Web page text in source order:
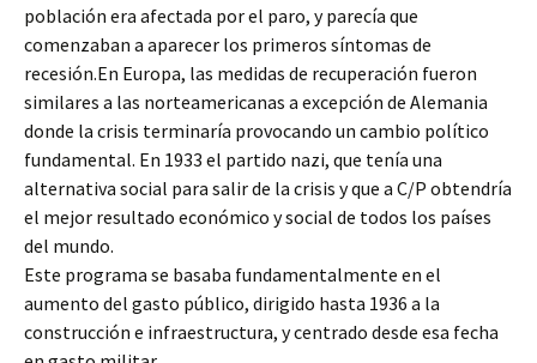
población era afectada por el paro, y parecía que
comenzaban a aparecer los primeros síntomas de
recesión.En Europa, las medidas de recuperación fueron
similares a las norteamericanas a excepción de Alemania
donde la crisis terminaría provocando un cambio político
fundamental. En 1933 el partido nazi, que tenía una
alternativa social para salir de la crisis y que a C/P obtendría
el mejor resultado económico y social de todos los países
del mundo.
Este programa se basaba fundamentalmente en el
aumento del gasto público, dirigido hasta 1936 a la
construcción e infraestructura, y centrado desde esa fecha